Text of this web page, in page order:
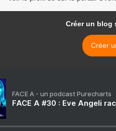
Créer un blog
Créer
FACE A - un podcast Purecharts
FACE A #30 : Eve Angeli